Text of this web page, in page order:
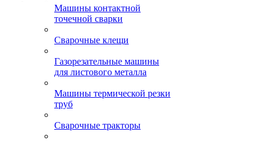
Машины контактной
точечной сварки
Сварочные клещи
Газорезательные машины
для листового металла
Машины термической резки
труб
Сварочные тракторы